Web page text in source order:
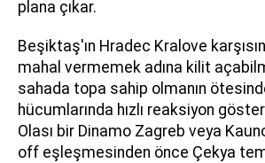
plana çıkar.
Beşiktaş'ın Hradec Kralove
mahal vermemek adına kilit
sahada topa sahip olmanın
hücumlarında hızlı reaksiyon
Olası bir Dinamo Zagreb veya
off eşleşmesinden önce Çekya